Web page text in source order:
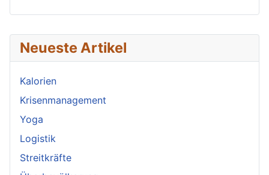
Neueste Artikel
Kalorien
Krisenmanagement
Yoga
Logistik
Streitkräfte